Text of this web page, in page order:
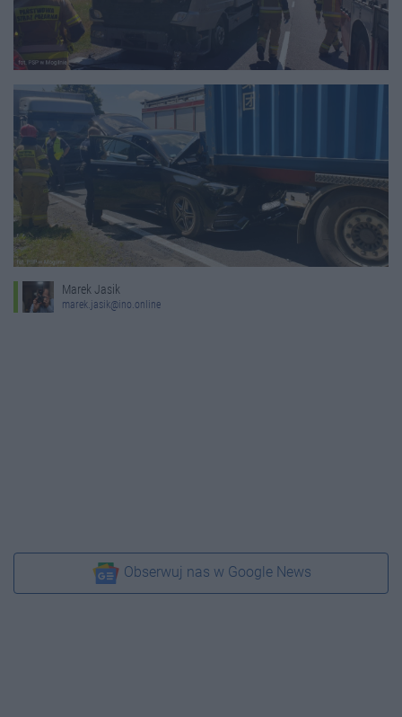
Marek Jasik
marek.jasik@ino.online
Obserwuj nas w Google News